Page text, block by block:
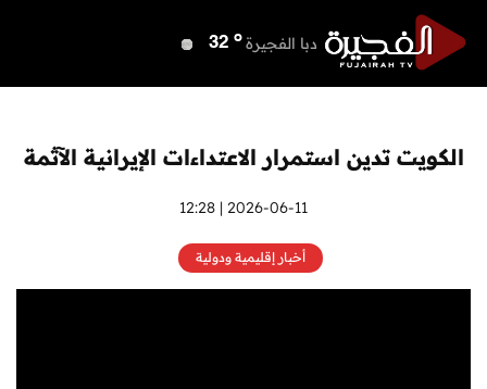
دبا الفجيرة 32 o
أم القيوين o
راس الخيمة 40 o
الفجيرة
الكويت تدين استمرار الاعتداءات الإيرانية الآثمة
2026-06-11 | 12:28
أخبار إقليمية ودولية